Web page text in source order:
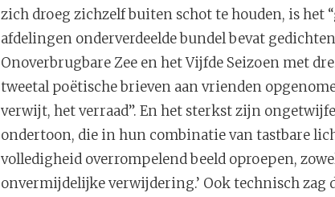
zich droeg zichzelf buiten schot te houden, is het
afdelingen onderverdeelde bundel bevat
Onoverbrugbare Zee en het Vijfde Seizoen met
tweetal poëtische brieven aan vrienden
verwijt, het verraad”. En het sterkst zijn
ondertoon, die in hun combinatie van tastbare
volledigheid overrompelend beeld oproepen,
onvermijdelijke verwijdering.’ Ook technisch